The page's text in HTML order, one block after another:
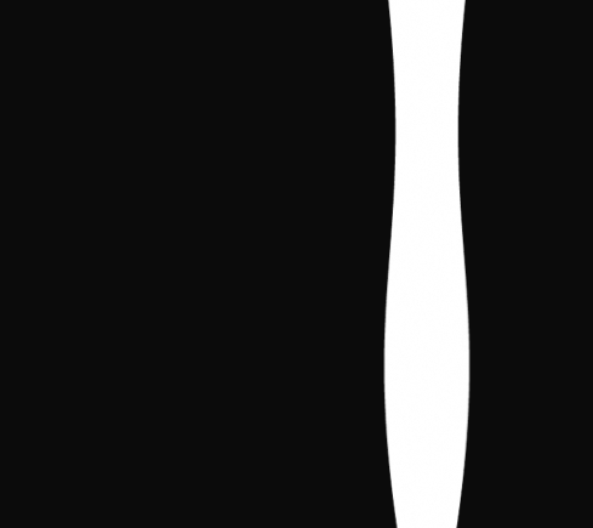
Liga 2025-2026
CLASIFICACIÓN DE LA LIGA